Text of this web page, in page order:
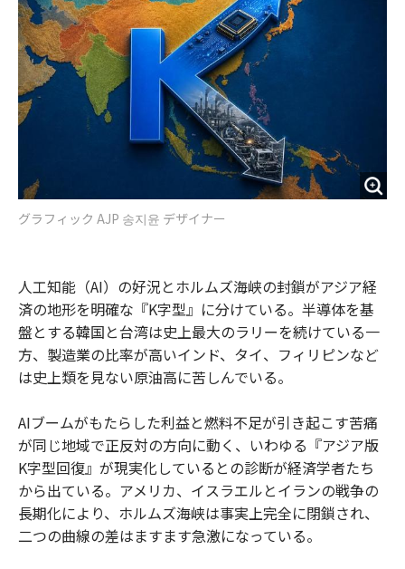
グラフィック AJP 송지윤 デザイナー
人工知能（AI）の好況とホルムズ海峡の封鎖がアジア経
済の地形を明確な『K字型』に分けている。半導体を基
盤とする韓国と台湾は史上最大のラリーを続けている一
方、製造業の比率が高いインド、タイ、フィリピンなど
は史上類を見ない原油高に苦しんでいる。
AIブームがもたらした利益と燃料不足が引き起こす苦痛
が同じ地域で正反対の方向に動く、いわゆる『アジア版
K字型回復』が現実化しているとの診断が経済学者たち
から出ている。アメリカ、イスラエルとイランの戦争の
長期化により、ホルムズ海峡は事実上完全に閉鎖され、
二つの曲線の差はますます急激になっている。